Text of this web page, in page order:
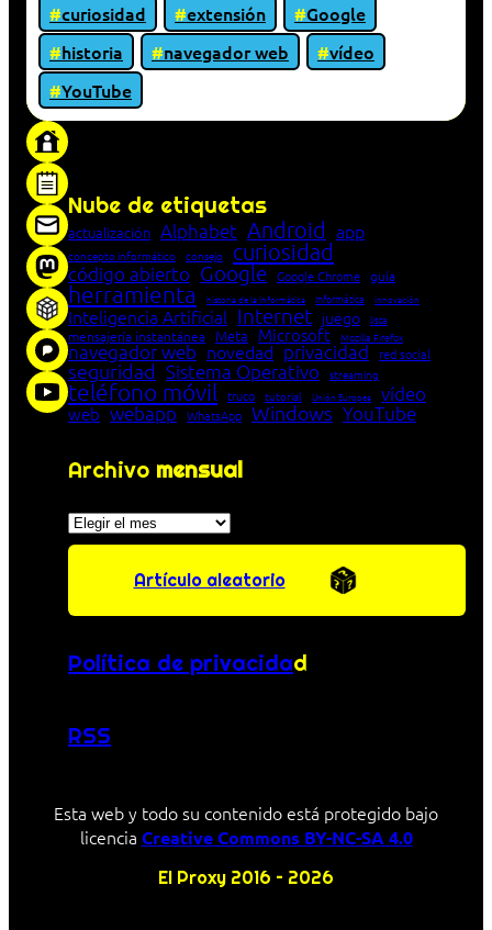
curiosidad
extensión
Google
historia
navegador web
vídeo
YouTube
Nube de etiquetas
actualización Alphabet Android app
concepto informático consejo curiosidad
código abierto Google Google Chrome guía
herramienta historia de la Informática Informática innovación
Inteligencia Artificial Internet juego lista
mensajería instantánea Meta Microsoft Mozilla Firefox
navegador web novedad privacidad red social
seguridad Sistema Operativo streaming
teléfono móvil truco tutorial Unión Europea vídeo
web webapp WhatsApp Windows YouTube
Archivo mensual
Archivos
Artículo aleatorio
Política de privacidad
RSS
Esta web y todo su contenido está protegido bajo
licencia Creative Commons BY-NC-SA 4.0
El Proxy 2016 – 2026